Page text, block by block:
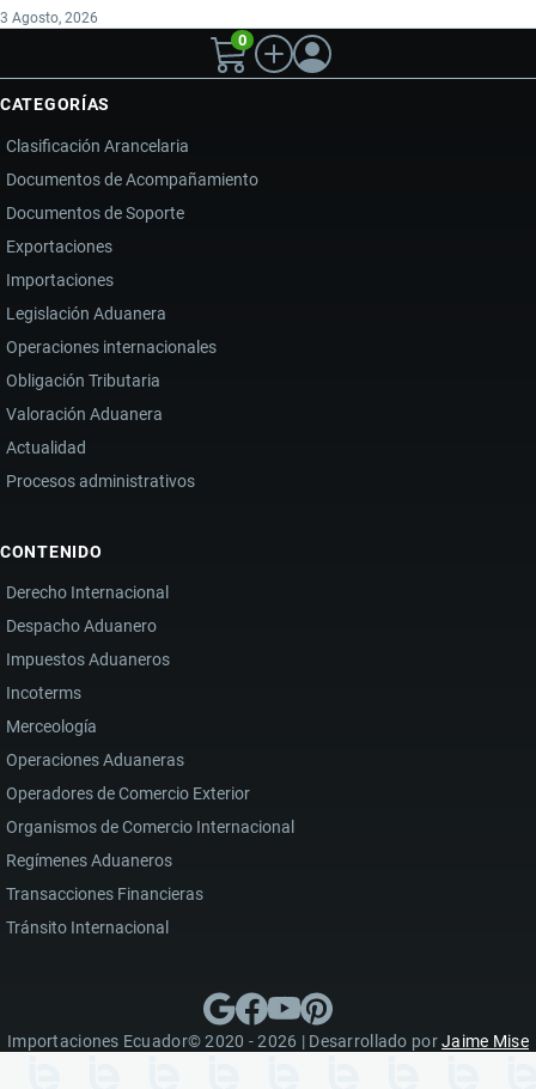
3 Agosto, 2026
0
CATEGORÍAS
Clasificación Arancelaria
Documentos de Acompañamiento
Documentos de Soporte
Exportaciones
Importaciones
Legislación Aduanera
Operaciones internacionales
Obligación Tributaria
Valoración Aduanera
Actualidad
Procesos administrativos
CONTENIDO
Derecho Internacional
Despacho Aduanero
Impuestos Aduaneros
Incoterms
Merceología
Operaciones Aduaneras
Operadores de Comercio Exterior
Organismos de Comercio Internacional
Regímenes Aduaneros
Transacciones Financieras
Tránsito Internacional
Importaciones Ecuador© 2020 - 2026 | Desarrollado porJaime Mise